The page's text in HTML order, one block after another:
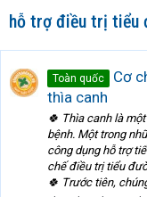
hỗ trợ điều trị tiểu
Toàn quốc
Cơ
thìa canh
🍀 Thìa canh là
bệnh. Một trong
công dụng hỗ trợ
chế điều trị tiểu
🍀 Trước tiên,